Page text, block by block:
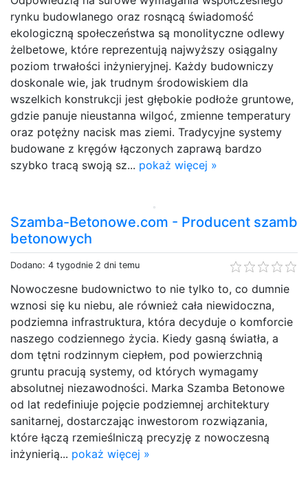
rynku budowlanego oraz rosnącą świadomość
ekologiczną społeczeństwa są monolityczne odlewy
żelbetowe, które reprezentują najwyższy osiągalny
poziom trwałości inżynieryjnej. Każdy budowniczy
doskonale wie, jak trudnym środowiskiem dla
wszelkich konstrukcji jest głębokie podłoże gruntowe,
gdzie panuje nieustanna wilgoć, zmienne temperatury
oraz potężny nacisk mas ziemi. Tradycyjne systemy
budowane z kręgów łączonych zaprawą bardzo
szybko tracą swoją sz... pokaż więcej »
Szamba-Betonowe.com - Producent szamb
betonowych
Dodano: 4 tygodnie 2 dni temu
Nowoczesne budownictwo to nie tylko to, co dumnie
wznosi się ku niebu, ale również cała niewidoczna,
podziemna infrastruktura, która decyduje o komforcie
naszego codziennego życia. Kiedy gasną światła, a
dom tętni rodzinnym ciepłem, pod powierzchnią
gruntu pracują systemy, od których wymagamy
absolutnej niezawodności. Marka Szamba Betonowe
od lat redefiniuje pojęcie podziemnej architektury
sanitarnej, dostarczając inwestorom rozwiązania,
które łączą rzemieślniczą precyzję z nowoczesną
inżynierią... pokaż więcej »